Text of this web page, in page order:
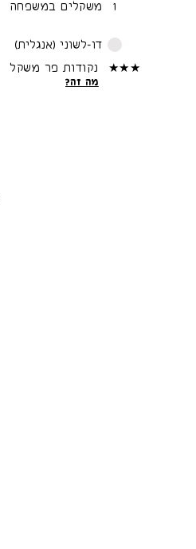
משקלים במשפחה 1
דו-לשוני (אנגלית)
נקודות פר משקל
מה זה?
★★★